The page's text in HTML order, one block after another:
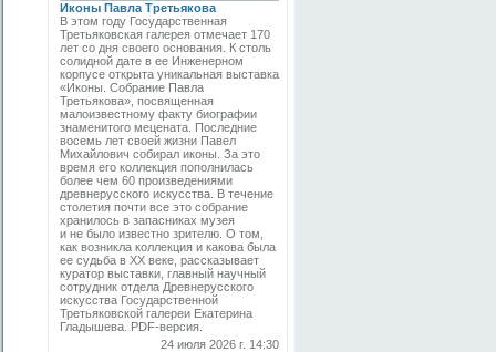
Иконы Павла Третьякова
В этом году Государственная
Третьяковская галерея отмечает 170
лет со дня своего основания. К столь
солидной дате в ее Инженерном
корпусе открыта уникальная выставка
«Иконы. Собрание Павла
Третьякова», посвященная
малоизвестному факту биографии
знаменитого мецената. Последние
восемь лет своей жизни Павел
Михайлович собирал иконы. За это
время его коллекция пополнилась
более чем 60 произведениями
древнерусского искусства. В течение
столетия почти все это собрание
хранилось в запасниках музея
и не было известно зрителю. О том,
как возникла коллекция и какова была
ее судьба в ХХ веке, рассказывает
куратор выставки, главный научный
сотрудник отдела Древнерусского
искусства Государственной
Третьяковской галереи Екатерина
Гладышева. PDF-версия.
24 июля 2026 г. 14:30